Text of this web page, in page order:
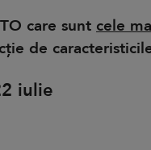
care sunt cele
de
iulie